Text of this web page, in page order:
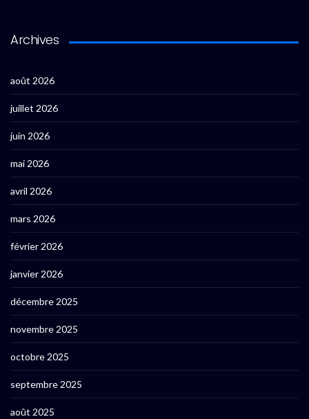
Archives
août 2026
juillet 2026
juin 2026
mai 2026
avril 2026
mars 2026
février 2026
janvier 2026
décembre 2025
novembre 2025
octobre 2025
septembre 2025
août 2025